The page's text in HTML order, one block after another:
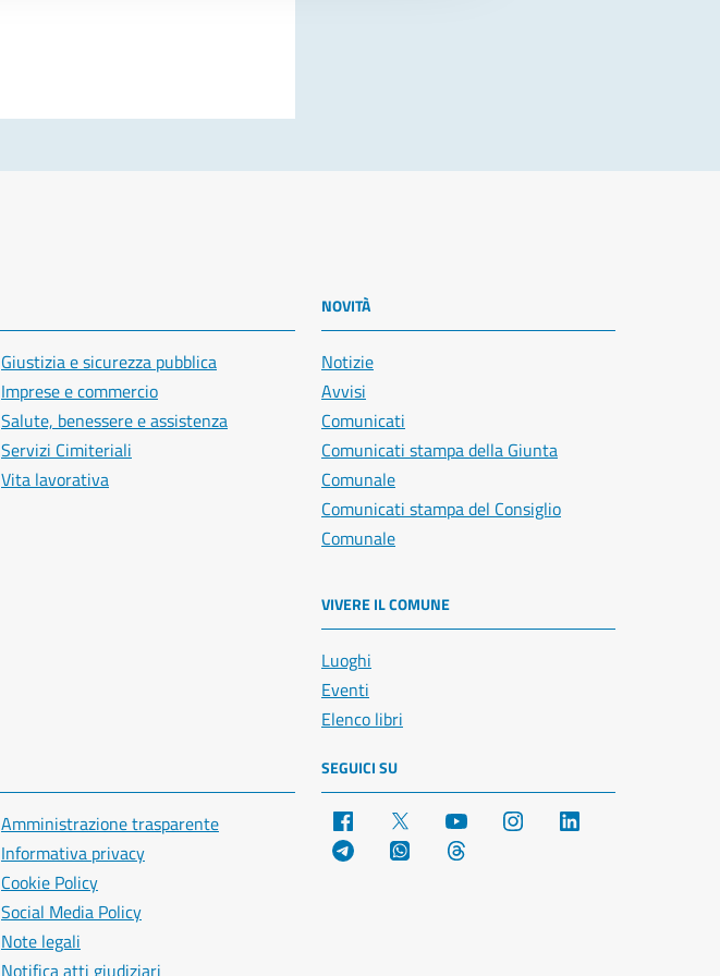
Giustizia e sicurezza pubblica
Imprese e commercio
Salute, benessere e assistenza
Servizi Cimiteriali
Vita lavorativa
NOVITÀ
Notizie
Avvisi
Comunicati
Comunicati stampa della Giunta
Comunale
Comunicati stampa del Consiglio
Comunale
VIVERE IL COMUNE
Luoghi
Eventi
Elenco libri
Amministrazione trasparente
Informativa privacy
Cookie Policy
Social Media Policy
Note legali
SEGUICI SU
Facebook YouTube Instagram
Telegram WhatsApp